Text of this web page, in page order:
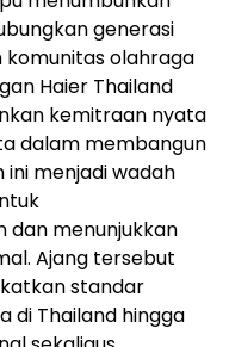
generasi
olahraga
Haier Thailand
kemitraan nyata
dalam membangun
menjadi wadah
dan menunjukkan
Ajang tersebut
standar
di Thailand hingga